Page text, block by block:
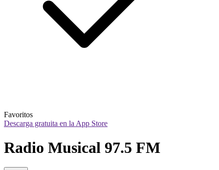
Favoritos
Descarga gratuita en la App Store
Radio Musical 97.5 FM